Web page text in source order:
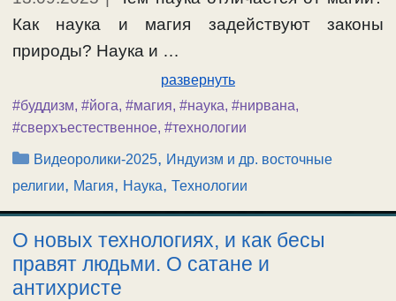
Как наука и магия задействуют законы
природы? Наука и …
развернуть
#буддизм, #йога, #магия, #наука, #нирвана,
#сверхъестественное, #технологии
Рубрики
Видеоролики-2025, Индуизм и др. восточные
религии, Магия, Наука, Технологии
О новых технологиях, и как бесы
правят людьми. О сатане и
антихристе